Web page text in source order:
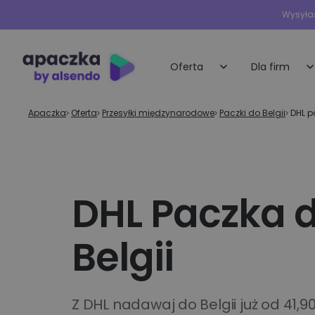
Oferta
Przesyłki międzynarodowe
Wysyłka palet
Wysyłaj najbardziej wymagające ładunki
Dla firm
E-sklepy
Dedykowane
technologiczne
Apaczka» Oferta» Przesyłki międzynarodowe» Paczki do Belgii» DHL
DHL Paczka
Belgii
Z DHL nadawaj do Belgii już od